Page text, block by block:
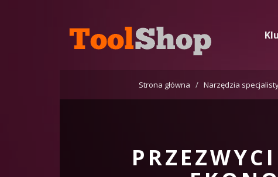
Strona główna Narzędzia